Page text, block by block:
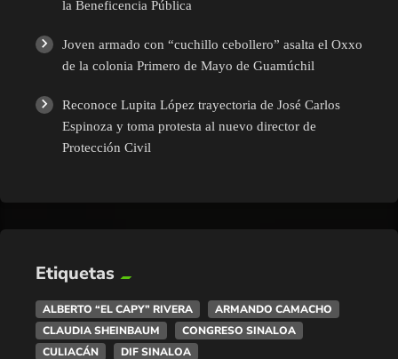
la Beneficencia Pública
Joven armado con “cuchillo cebollero” asalta el Oxxo
de la colonia Primero de Mayo de Guamúchil
Reconoce Lupita López trayectoria de José Carlos
Espinoza y toma protesta al nuevo director de
Protección Civil
Etiquetas
ALBERTO “EL CAPY” RIVERA
ARMANDO CAMACHO
CLAUDIA SHEINBAUM
CONGRESO SINALOA
CULIACÁN
DIF SINALOA